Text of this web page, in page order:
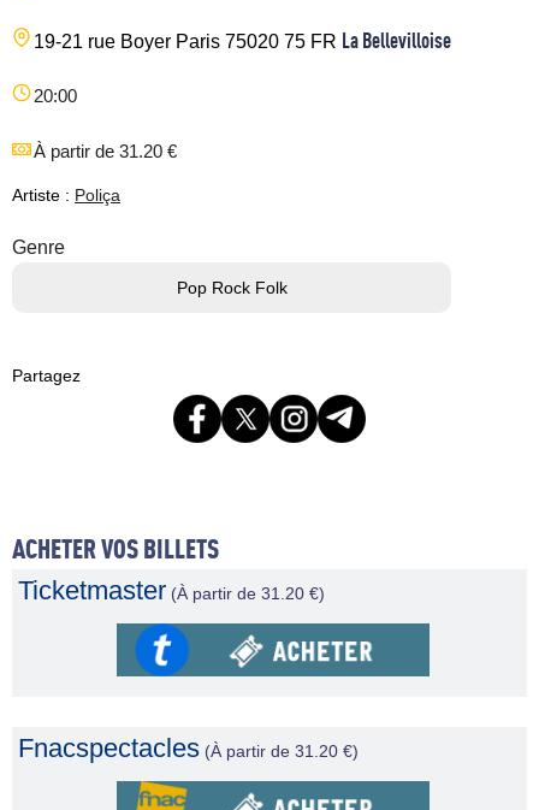
19-21 rue Boyer Paris 75020 75 FR La Bellevilloise
20:00
À partir de 31.20 €
Artiste : Poliça
Genre
Pop Rock Folk
Partagez
ACHETER VOS BILLETS
Ticketmaster (À partir de 31.20 €)
Fnacspectacles (À partir de 31.20 €)